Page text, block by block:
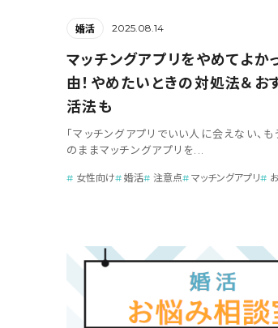
婚活 2025.08.14
マッチングアプリをやめてよか
由！やめたいときの対処法＆お
活法も
「マッチングアプリでいい人に会えない、も
のままマッチングアプリを...
女性向け 婚活 注意点 マッチングアプリ